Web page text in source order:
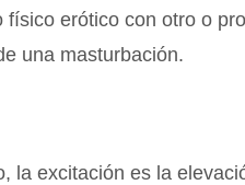
físico erótico con otro o
una masturbación.
la excitación es la